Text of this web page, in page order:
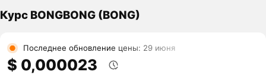
Курс BONGBONG (BONG)
Последнее обновление цены: 29 июня
$ 0,000023